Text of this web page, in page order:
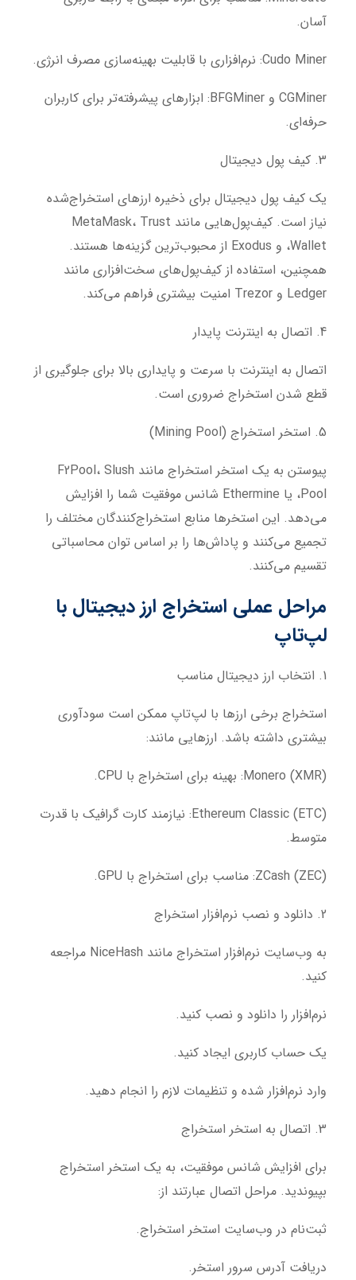
آسان.
Cudo Miner: نرم‌افزاری با قابلیت بهینه‌سازی مصرف انرژی.
CGMiner و BFGMiner: ابزارهای پیشرفته‌تر برای کاربران
حرفه‌ای.
3. کیف پول دیجیتال
یک کیف پول دیجیتال برای ذخیره ارزهای استخراج‌شده
نیاز است. کیف‌پول‌هایی مانند MetaMask، Trust
Wallet، و Exodus از محبوب‌ترین گزینه‌ها هستند.
همچنین، استفاده از کیف‌پول‌های سخت‌افزاری مانند
Ledger و Trezor امنیت بیشتری فراهم می‌کند.
4. اتصال به اینترنت پایدار
اتصال به اینترنت با سرعت و پایداری بالا برای جلوگیری از
قطع شدن استخراج ضروری است.
5. استخر استخراج (Mining Pool)
پیوستن به یک استخر استخراج مانند F2Pool، Slush
Pool، یا Ethermine شانس موفقیت شما را افزایش
می‌دهد. این استخرها منابع استخراج‌کنندگان مختلف را
تجمیع می‌کنند و پاداش‌ها را بر اساس توان محاسباتی
تقسیم می‌کنند.
مراحل عملی استخراج ارز دیجیتال با
لپ‌تاپ
1. انتخاب ارز دیجیتال مناسب
استخراج برخی ارزها با لپ‌تاپ ممکن است سودآوری
بیشتری داشته باشد. ارزهایی مانند:
Monero (XMR): بهینه برای استخراج با CPU.
Ethereum Classic (ETC): نیازمند کارت گرافیک با قدرت
متوسط.
ZCash (ZEC): مناسب برای استخراج با GPU.
2. دانلود و نصب نرم‌افزار استخراج
به وب‌سایت نرم‌افزار استخراج مانند NiceHash مراجعه
کنید.
نرم‌افزار را دانلود و نصب کنید.
یک حساب کاربری ایجاد کنید.
وارد نرم‌افزار شده و تنظیمات لازم را انجام دهید.
3. اتصال به استخر استخراج
برای افزایش شانس موفقیت، به یک استخر استخراج
بپیوندید. مراحل اتصال عبارتند از:
ثبت‌نام در وب‌سایت استخر استخراج.
دریافت آدرس سرور استخر.